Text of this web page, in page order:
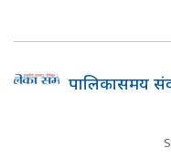
पालिकासमय